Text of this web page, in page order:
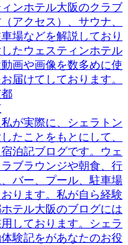
ンホテル大阪のクラブ
アクセス）、サウナ、
場などを解説しており
たウェスティンホテル
画や画像を数多めに使
届けてしております。
私が実際に、シェラトン
たことをもとにして、
泊記ブログです。ウェ
ブラウンジや朝食、行
バー、プール、駐車場
ります。私が自ら経験
テル大阪のブログには
しております。シェラ
験記をがあなたのお役